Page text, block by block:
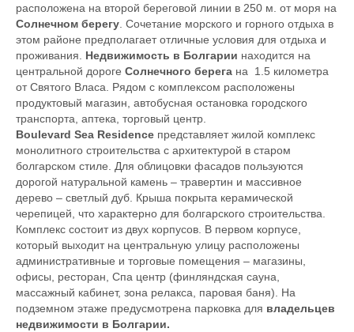
расположена на второй береговой линии в 250 м. от моря на
Солнечном берегу. Сочетание морского и горного отдыха в
этом районе предполагает отличные условия для отдыха и
проживания. Недвижимость в Болгарии находится на
центральной дороге Солнечного берега на 1.5 километра
от Святого Власа. Рядом с комплексом расположены
продуктовый магазин, автобусная остановка городского
транспорта, аптека, торговый центр.
Boulevard Sea Residence представляет жилой комплекс
монолитного строительства с архитектурой в старом
болгарском стиле. Для облицовки фасадов пользуются
дорогой натуральной камень – травертин и массивное
дерево – светлый дуб. Крыша покрыта керамической
черепицей, что характерно для болгарского строительства.
Комплекс состоит из двух корпусов. В первом корпусе,
который выходит на центральную улицу расположены
административные и торговые помещения – магазины,
офисы, ресторан, Спа центр (финляндская сауна,
массажный кабинет, зона релакса, паровая баня). На
подземном этаже предусмотрена парковка для владельцев
недвижимости в Болгарии.